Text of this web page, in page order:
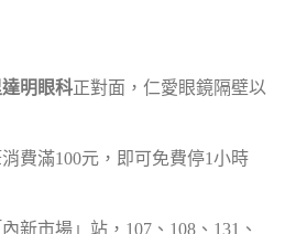
明眼科正對面，仁愛眼鏡隔壁以
費滿100元，即可免費停1小時
新市場」站，107、108、131、